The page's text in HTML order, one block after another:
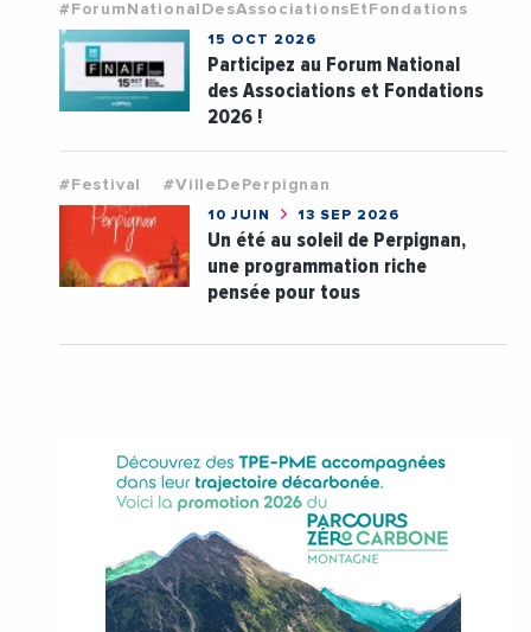
#ForumNationalDesAssociationsEtFondations
15 OCT 2026
Participez au Forum National
des Associations et Fondations
2026 !
#Festival #VilleDePerpignan
10 JUIN 13 SEP 2026
Un été au soleil de Perpignan,
une programmation riche
pensée pour tous